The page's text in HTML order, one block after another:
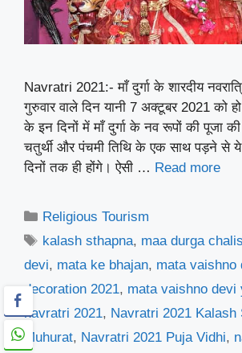
Navratri 2021:- माँ दुर्गा के शारदीय
गुरुवार वाले दिन यानी 7 अक्टूबर 2021 को हो
के इन दिनों में माँ दुर्गा के नव रूपों की पूजा
चतुर्थी और पंचमी तिथि के एक साथ पड़ने से ये
दिनों तक ही होंगे। ऐसी … Read more
Categories
Religious Tourism
Tags
kalash sthapna, maa durga
devi, mata ke bhajan, mata vaishno
decoration 2021, mata vaishno devi
navratri 2021, Navratri 2021 Kalash
Muhurat, Navratri 2021 Puja Vidhi,